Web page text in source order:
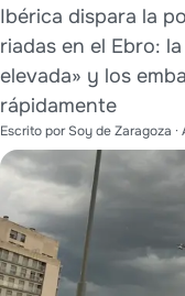
Ibérica dispara la
riadas en el Ebro:
elevada» y los
rápidamente
Escrito porSoy de Zaragoza